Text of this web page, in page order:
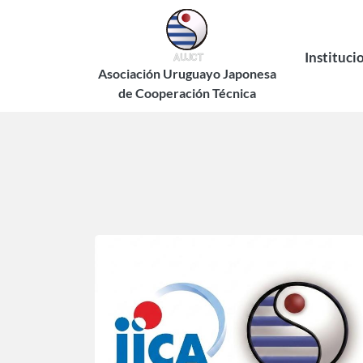
Asociación Uruguayo Japonesa
de Cooperación Técnica